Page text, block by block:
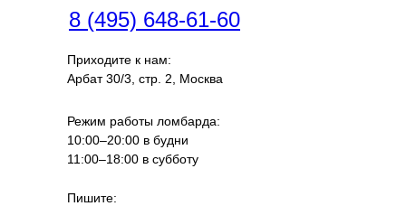
Режим работы ломбарда:
10:00–20:00 в будни
11:00–18:00 в субботу
Приходите к нам:
Арбат 30/3, стр. 2, Москва
Пишите:
8 (495) 648-61-60